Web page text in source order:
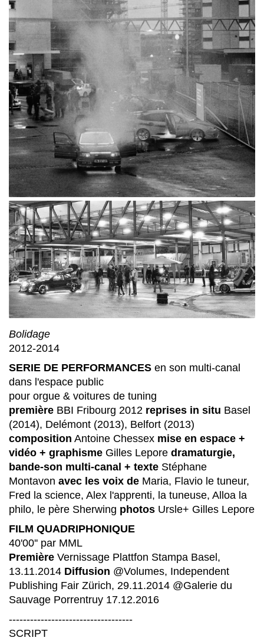
Bolidage
2012-2014
SERIE DE PERFORMANCES en son multi-canal
dans l'espace public
pour orgue & voitures de tuning
première BBI Fribourg 2012 reprises in situ Basel
(2014), Delémont (2013), Belfort (2013)
composition Antoine Chessex mise en espace +
vidéo + graphisme Gilles Lepore dramaturgie,
bande-son multi-canal + texte Stéphane
Montavon avec les voix de Maria, Flavio le tuneur,
Fred la science, Alex l'apprenti, la tuneuse, Alloa la
philo, le père Sherwing photos Ursle+ Gilles Lepore
FILM QUADRIPHONIQUE
40'00'' par MML
Première Vernissage Plattfon Stampa Basel,
13.11.2014 Diffusion @Volumes, Independent
Publishing Fair Zürich, 29.11.2014 @Galerie du
Sauvage Porrentruy 17.12.2016
-----------------------------------
SCRIPT